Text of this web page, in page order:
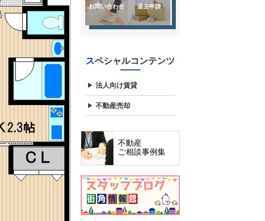
お問い合わせ 退去申請
スペシャルコンテンツ
法人向け賃貸
不動産売却
不動産
ご相談事例集